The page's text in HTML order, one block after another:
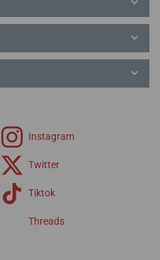
Instagram
Twitter
Tiktok
Threads